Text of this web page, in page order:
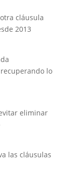
cláusula
2013
lo
eliminar
las cláusulas